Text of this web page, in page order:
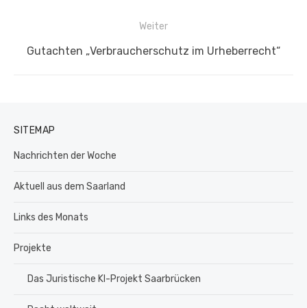
Weiter
Nächster
Gutachten „Verbraucherschutz im Urheberrecht“
SITEMAP
Nachrichten der Woche
Aktuell aus dem Saarland
Links des Monats
Projekte
Das Juristische KI-Projekt Saarbrücken